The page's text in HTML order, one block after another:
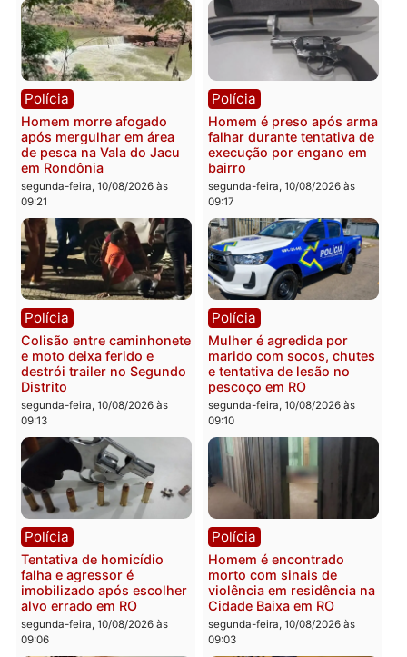
ANO DE ELEIÇÃO, GREVE
À VISTA: professores
merecem valorização, mas
alunos não podem virar
instrumento político
segunda-feira, 10/08/2026 às
09:46
MDB bate o martelo e
fecha apoio a Acir
para o Senado em
segunda-feira, 10/08/2026 às
09:41
Política
Justiça manda derrubar
deepfake contra Marcos
Rogério e senador reage:
“Fraude para enganar o
eleitor”
segunda-feira, 10/08/2026 às
09:39
Polícia
Homem é preso após
agredir esposa e resistir
abordagem em Porto
Velho
segunda-feira, 10/08/2026 às
09:26
Polícia
Homem morre afogado
após mergulhar em área
de pesca na Vala do Jacu
em Rondônia
segunda-feira, 10/08/2026 às
09:21
Polícia
Homem é preso após
falhar durante tentativa
execução por engano em
bairro
segunda-feira, 10/08/2026 às
09:17